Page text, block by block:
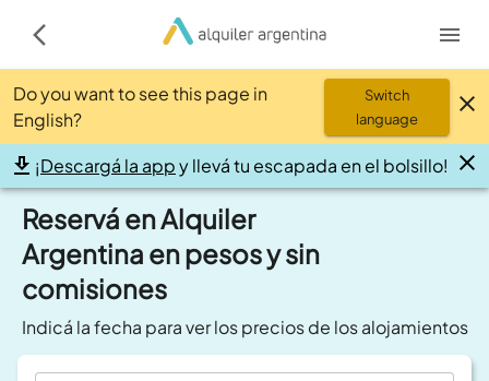
Do you want to see this page in
English?
Switch
language
¡Descargá la appy llevá tu escapada en el bolsillo!
Reservá en Alquiler
Argentina en pesos y sin
comisiones
Indicá la fecha para ver los precios de los alojamientos